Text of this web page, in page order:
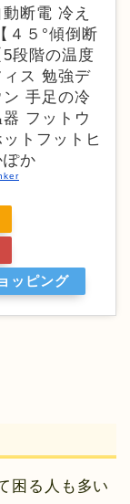
断電 冷え
４５°傾倒断
段階の温度
ス 勉強デ
手足の冷
フットウ
トフットヒ
か
ッピング
困る人も多い